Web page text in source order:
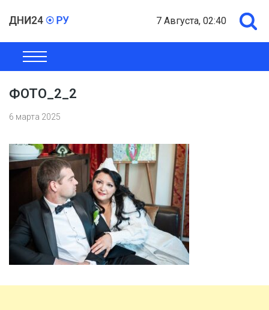
7 Августа, 02:40
ОБЩЕСТВО
ФОТО_2_2
6 марта 2025